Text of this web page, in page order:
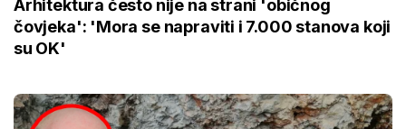
Arhitektura često nije na strani 'običnog
čovjeka': 'Mora se napraviti i 7.000 stanova koji
su OK'